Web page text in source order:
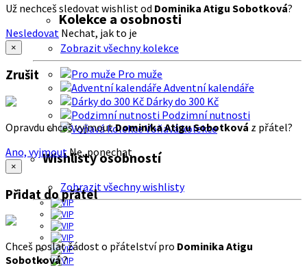
Kolekce a osobnosti
Zobrazit všechny kolekce
Pro muže
Adventní kalendáře
Dárky do 300 Kč
Podzimní nutnosti
Voňavá kolekce
Wishlisty osobností
Zobrazit všechny wishlisty
Už nechceš sledovat wishlist od Dominika Atigu Sobotková?
Nesledovat Nechat, jak to je
×
Zrušit
Opravdu chceš vyjmoutDominika Atigu Sobotková z přátel?
Ano, vyjmout Ne, ponechat
×
Přidat do přátel
Chceš poslat žádost o přátelství pro Dominika Atigu
Sobotková?